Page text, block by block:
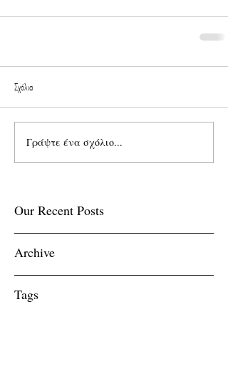
Σχόλια
Γράψτε ένα σχόλιο...
Our Recent Posts
Archive
Tags